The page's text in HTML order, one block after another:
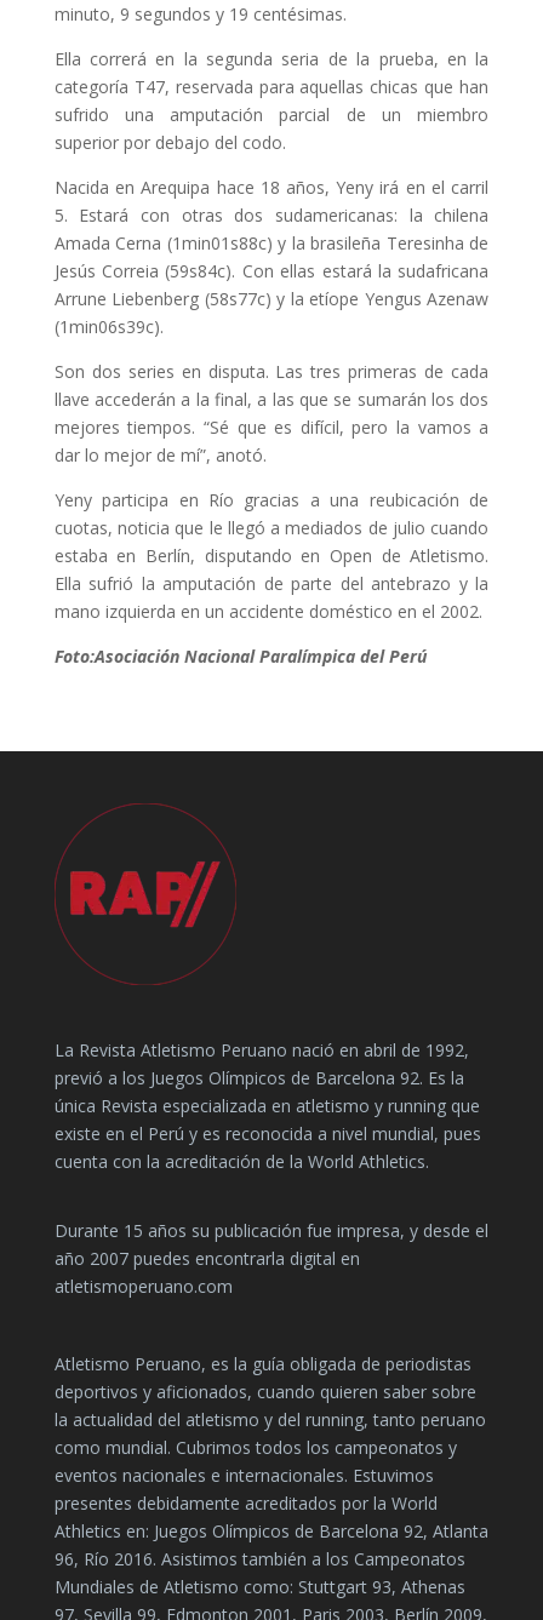
minuto, 9 segundos y 19 centésimas.
Ella correrá en la segunda seria de la prueba, en la
categoría T47, reservada para aquellas chicas que han
sufrido una amputación parcial de un miembro
superior por debajo del codo.
Nacida en Arequipa hace 18 años, Yeny irá en el carril
5. Estará con otras dos sudamericanas: la chilena
Amada Cerna (1min01s88c) y la brasileña Teresinha de
Jesús Correia (59s84c). Con ellas estará la sudafricana
Arrune Liebenberg (58s77c) y la etíope Yengus Azenaw
(1min06s39c).
Son dos series en disputa. Las tres primeras de cada
llave accederán a la final, a las que se sumarán los dos
mejores tiempos. “Sé que es difícil, pero la vamos a
dar lo mejor de mí”, anotó.
Yeny participa en Río gracias a una reubicación de
cuotas, noticia que le llegó a mediados de julio cuando
estaba en Berlín, disputando en Open de Atletismo.
Ella sufrió la amputación de parte del antebrazo y la
mano izquierda en un accidente doméstico en el 2002.
Foto:Asociación Nacional Paralímpica del Perú
La Revista Atletismo Peruano nació en abril de 1992,
previó a los Juegos Olímpicos de Barcelona 92. Es la
única Revista especializada en atletismo y running que
existe en el Perú y es reconocida a nivel mundial, pues
cuenta con la acreditación de la World Athletics.
Durante 15 años su publicación fue impresa, y desde el
año 2007 puedes encontrarla digital en
atletismoperuano.com
Atletismo Peruano, es la guía obligada de periodistas
deportivos y aficionados, cuando quieren saber sobre
la actualidad del atletismo y del running, tanto peruano
como mundial. Cubrimos todos los campeonatos y
eventos nacionales e internacionales. Estuvimos
presentes debidamente acreditados por la World
Athletics en: Juegos Olímpicos de Barcelona 92, Atlanta
96, Río 2016. Asistimos también a los Campeonatos
Mundiales de Atletismo como: Stuttgart 93, Athenas
97, Sevilla 99, Edmonton 2001, Paris 2003, Berlín 2009,